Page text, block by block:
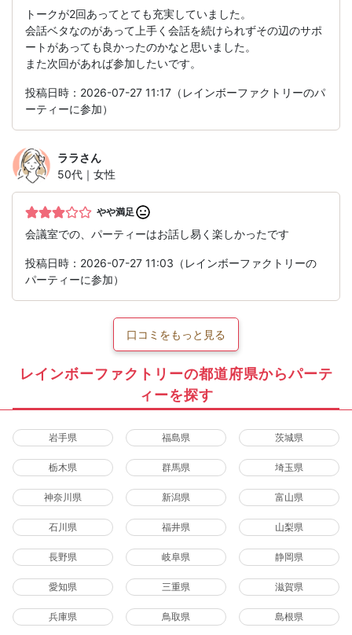
トークが2回あってとても充実していました。
会話ベタなのがあって上手く会話を続けられずその辺のサポ
ートがあっても良かったのかなと思いました。
また次回があれば参加したいです。
投稿日時：2026-07-27 11:17（レインボーファクトリーのパ
ーティーに参加）
ララさん
50代｜女性
やや満足
会議室での、パーティーはお話し易く楽しかったです
投稿日時：2026-07-27 11:03（レインボーファクトリーの
パーティーに参加）
口コミをもっと見る
レインボーファクトリーの都道府県からパーテ
ィーを探す
岩手県 福島県 茨城県
栃木県 群馬県 埼玉県
神奈川県 新潟県 富山県
石川県 福井県 山梨県
長野県 岐阜県 静岡県
愛知県 三重県 滋賀県
兵庫県 鳥取県 島根県